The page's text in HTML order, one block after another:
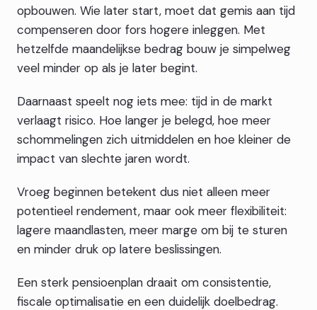
opbouwen. Wie later start, moet dat gemis aan tijd
compenseren door fors hogere inleggen. Met
hetzelfde maandelijkse bedrag bouw je simpelweg
veel minder op als je later begint.
Daarnaast speelt nog iets mee: tijd in de markt
verlaagt risico. Hoe langer je belegd, hoe meer
schommelingen zich uitmiddelen en hoe kleiner de
impact van slechte jaren wordt.
Vroeg beginnen betekent dus niet alleen meer
potentieel rendement, maar ook meer flexibiliteit:
lagere maandlasten, meer marge om bij te sturen
en minder druk op latere beslissingen.
Een sterk pensioenplan draait om consistentie,
fiscale optimalisatie en een duidelijk doelbedrag.